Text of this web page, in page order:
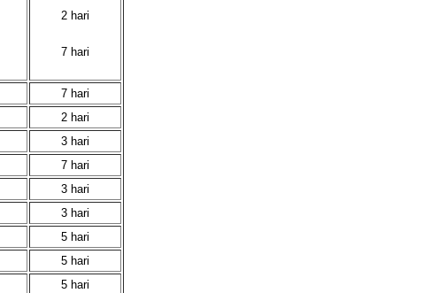
2 hari
7 hari
7 hari
2 hari
3 hari
7 hari
3 hari
3 hari
5 hari
5 hari
5 hari